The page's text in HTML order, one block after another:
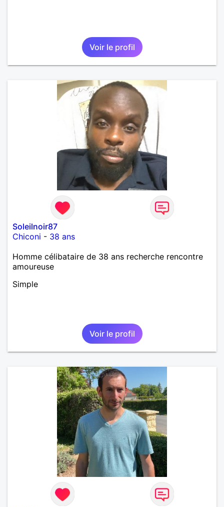
Voir le profil
Soleilnoir87
Chiconi - 38 ans
Homme célibataire de 38 ans recherche rencontre
amoureuse
Simple
Voir le profil